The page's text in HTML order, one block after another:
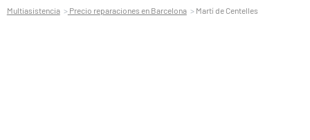
Multiasistencia Precio reparaciones en Barcelona Martí de Centelles